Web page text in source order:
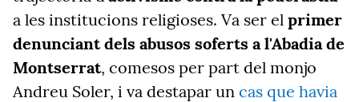
a les institucions religioses. Va ser el primer
denunciant dels abusos soferts a l'Abadia de
Montserrat, comesos per part del monjo
Andreu Soler, i va destapar un cas que havia